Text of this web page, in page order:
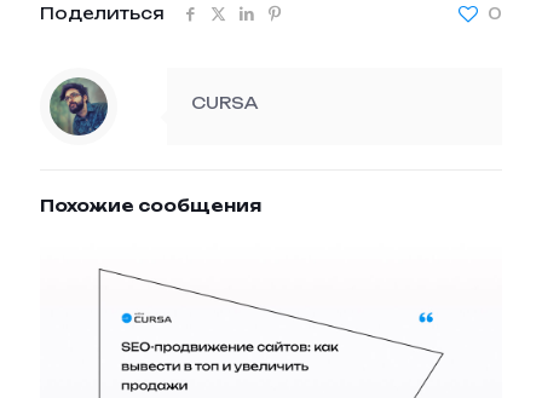
Поделиться 0
CURSA
Похожие сообщения